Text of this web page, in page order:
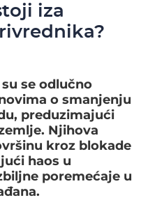
iza
se odlučno
o smanjenju
preduzimajući
Njihova
kroz blokade
haos u
poremećaje u